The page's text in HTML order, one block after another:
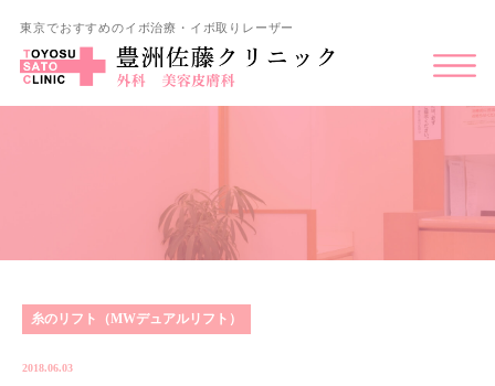
東京でおすすめのイボ治療・イボ取りレーザー
糸のリフト（MWデュアルリフト）
2018.06.03